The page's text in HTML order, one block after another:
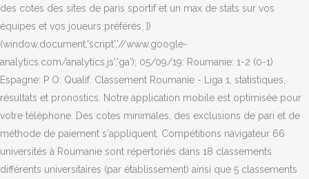
des cotes des sites de paris sportif et un max de stats sur vos
équipes et vos joueurs préférés. })
(window,document,'script','//www.google-
analytics.com/analytics.js','ga'); 05/09/19: Roumanie: 1-2 (0-1)
Espagne: P O: Qualif. Classement Roumanie - Liga 1, statistiques,
résultats et pronostics. Notre application mobile est optimisée pour
votre téléphone. Des cotes minimales, des exclusions de pari et de
méthode de paiement s'appliquent. Compétitions navigateur 66
universités à Roumanie sont répertoriés dans 18 classements
différents universitaires (par établissement) ainsi que 5 classements